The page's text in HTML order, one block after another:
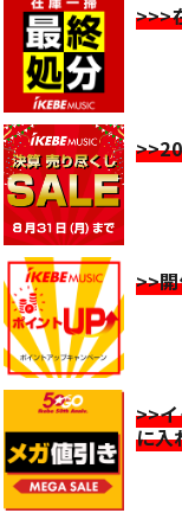
>>>
>>
>>
に入